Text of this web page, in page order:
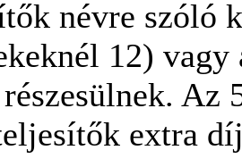
névre szóló
12)
extra